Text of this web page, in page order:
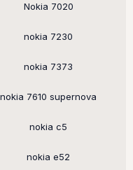
Nokia 7020
nokia 7230
nokia 7373
nokia 7610 supernova
nokia c5
nokia e52